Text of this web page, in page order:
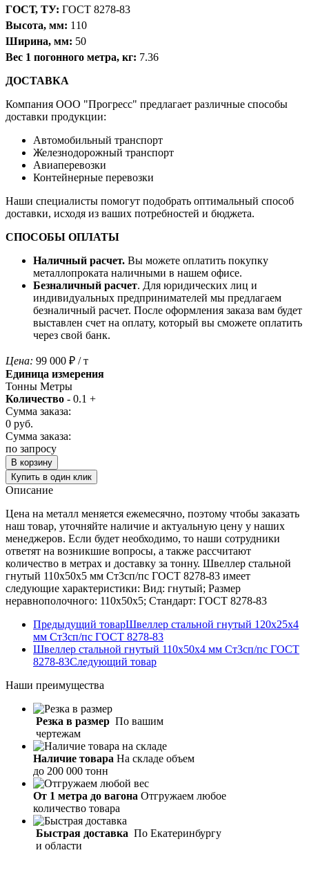
ГОСТ, ТУ: ГОСТ 8278-83
Высота, мм: 110
Ширина, мм: 50
Вес 1 погонного метра, кг: 7.36
ДОСТАВКА
Компания OOO "Прогресс" предлагает различные способы
доставки продукции:
Автомобильный транспорт
Железнодорожный транспорт
Авиаперевозки
Контейнерные перевозки
Наши специалисты помогут подобрать оптимальный способ
доставки, исходя из ваших потребностей и бюджета.
СПОСОБЫ ОПЛАТЫ
Наличный расчет. Вы можете оплатить покупку
металлопроката наличными в нашем офисе.
Безналичный расчет. Для юридических лиц и
индивидуальных предпринимателей мы предлагаем
безналичный расчет. После оформления заказа вам будет
выставлен счет на оплату, который вы сможете оплатить
через свой банк.
Цена: 99 000 ₽ / т
Единица измерения
Тонны Метры
Количество - 0.1 +
Сумма заказа:
0 руб.
Сумма заказа:
по запросу
В корзину
Купить в один клик
Описание
Цена на металл меняется ежемесячно, поэтому чтобы заказать
наш товар, уточняйте наличие и актуальную цену у наших
менеджеров. Если будет необходимо, то наши сотрудники
ответят на возникшие вопросы, а также рассчитают
количество в метрах и доставку за тонну. Швеллер стальной
гнутый 110х50х5 мм Ст3сп/пс ГОСТ 8278-83 имеет
следующие характеристики: Вид: гнутый; Размер
неравнополочного: 110х50х5; Стандарт: ГОСТ 8278-83
Предыдущий товарШвеллер стальной гнутый 120х25х4
мм Ст3сп/пс ГОСТ 8278-83
Швеллер стальной гнутый 110х50х4 мм Ст3сп/пс ГОСТ
8278-83Следующий товар
Наши преимущества
Резка в размер По вашим
чертежам
Наличие товара На складе объем
до 200 000 тонн
От 1 метра до вагона Отгружаем любое
количество товара
Быстрая доставка По Екатеринбургу
и области